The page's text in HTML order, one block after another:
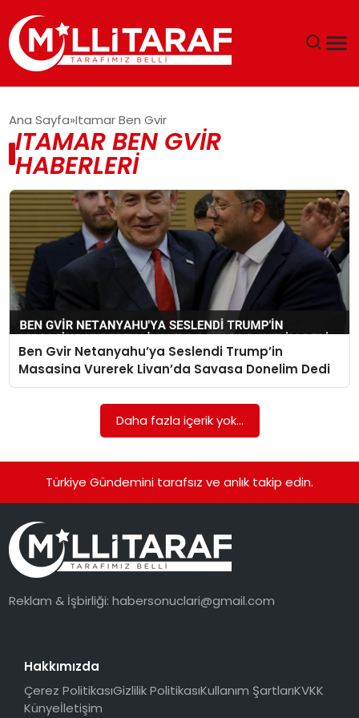
ÖZEL SAYFALAR
TEKNOLOJI
EKONOMI
SPOR
SIYASET
MAGAZIN
Ana Sayfa Itamar Ben Gvir
ITAMAR BEN GVIR
HABERLERI
Ben Gvir Netanyahu’ya Seslendi Trump’in
Masasina Vurerek Livan’da Savasa Donelim Dedi
Daha fazla içerik yok...
Türkiye Gündemini tarafsız ve anlık takip edin.
Reklam & İşbirliği:habersonuclari@gmail.com
Hakkımızda
Çerez PolitikasıGizlilik PolitikasıKullanım ŞartlarıKVKK
Künyeİletişim